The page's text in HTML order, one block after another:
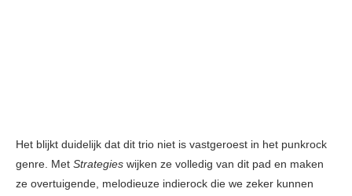
Het blijkt duidelijk dat dit trio niet is vastgeroest in het punkrock
genre. Met Strategies wijken ze volledig van dit pad en maken
ze overtuigende, melodieuze indierock die we zeker kunnen